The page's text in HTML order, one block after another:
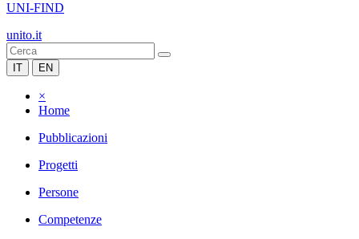
UNI-FIND
unito.it
IT EN
×
Home
Pubblicazioni
Progetti
Persone
Competenze